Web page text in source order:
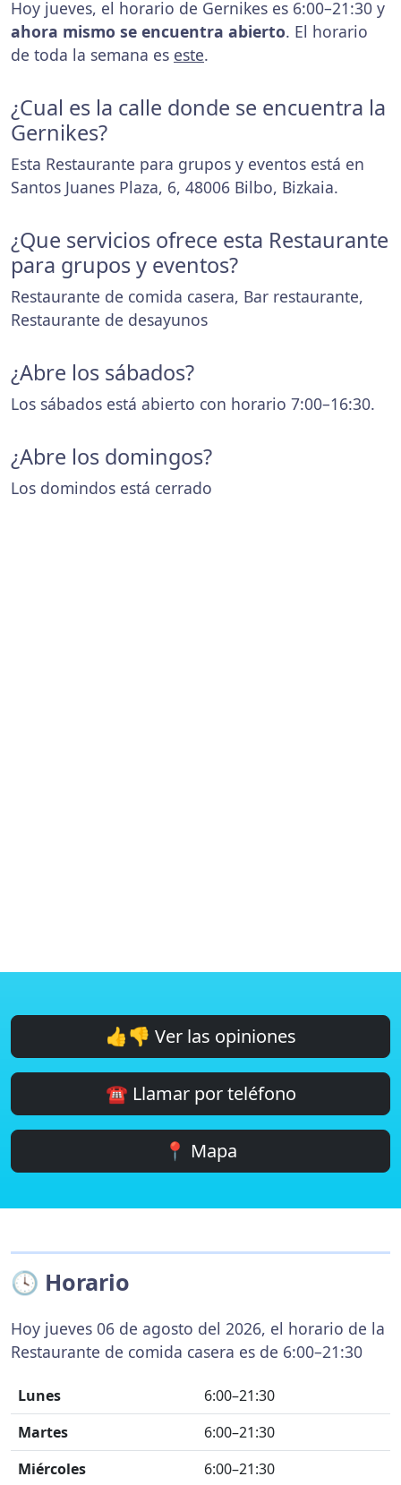
Hoy jueves, el horario de Gernikes es 6:00–21:30 y
ahora mismo se encuentra abierto. El horario
de toda la semana es este.
¿Cual es la calle donde se encuentra la
Gernikes?
Esta Restaurante para grupos y eventos está en
Santos Juanes Plaza, 6, 48006 Bilbo, Bizkaia.
¿Que servicios ofrece esta Restaurante
para grupos y eventos?
Restaurante de comida casera, Bar restaurante,
Restaurante de desayunos
¿Abre los sábados?
Los sábados está abierto con horario 7:00–16:30.
¿Abre los domingos?
Los domindos está cerrado
👍👎 Ver las opiniones
☎️ Llamar por teléfono
📍 Mapa
🕓 Horario
Hoy jueves 06 de agosto del 2026, el horario de la
Restaurante de comida casera es de 6:00–21:30
Lunes
6:00–21:30
Martes
6:00–21:30
Miércoles
6:00–21:30